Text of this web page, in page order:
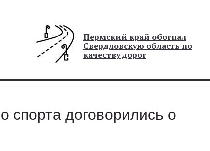
Пермский край обогнал
Свердловскую область по
качеству дорог
спорта договорились о